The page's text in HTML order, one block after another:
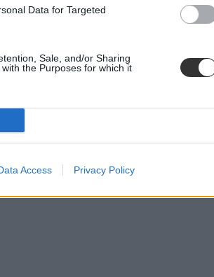
Data for Targeted
Sale, and/or Sharing
the Purposes for which it
Access Privacy Policy